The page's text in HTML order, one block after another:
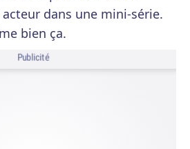
dans une mini-série.
bien ça.
Publicité